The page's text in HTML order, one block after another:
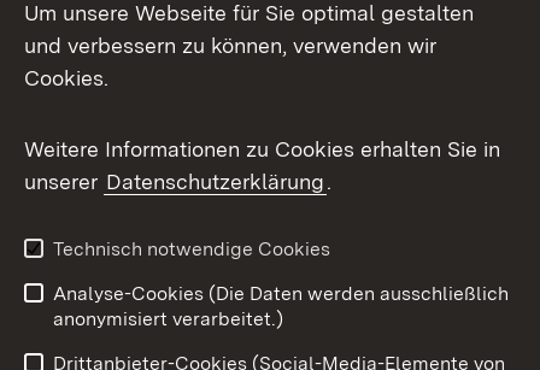
Facebook
X / Twitter
Youtube
Impressum
Kontakt
Um unsere Webseite für Sie optimal gestalten
und verbessern zu können, verwenden wir
Cookies.
Weitere Informationen zu Cookies erhalten Sie in
unserer Datenschutzerklärung.
Technisch notwendige Cookies
Analyse-Cookies (Die Daten werden ausschließlich
anonymisiert verarbeitet.)
Drittanbieter-Cookies (Social-Media-Elemente von